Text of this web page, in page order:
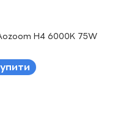
H4 6000K 75W